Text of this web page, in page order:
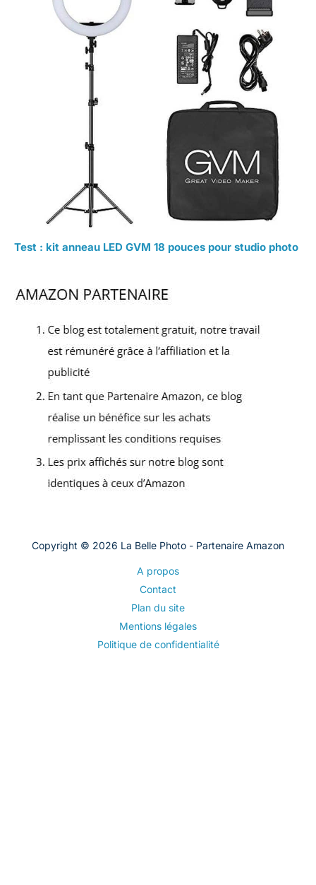
Test : kit anneau LED GVM 18 pouces pour studio photo
Copyright © 2026 La Belle Photo - Partenaire Amazon
A propos
Contact
Plan du site
Mentions légales
Politique de confidentialité